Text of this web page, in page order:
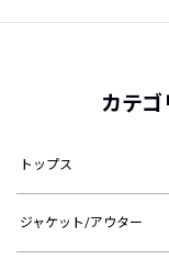
カテ
トップス
ジャケット/アウター